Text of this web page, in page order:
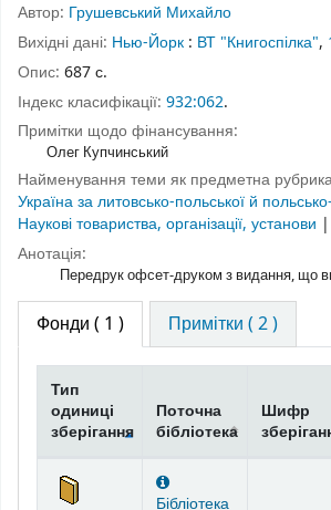
Автор: Грушевський Михайло
Вихідні дані: Нью-Йорк : ВТ "Книгоспілка",
Опис: 687 с.
Індекс класифікації: 932:062.
Примітки щодо фінансування:
Олег Купчинський
Найменування теми як предметна
Україна за литовсько-польської й
Наукові товариства, організації, установи |
Анотація:
Передрук офсет-друком з видання, що
Фонди ( 1 ) Примітки ( 2 )
Фонди
Тип
одиниці
зберігання
Поточна
бібліотека
Шифр
Бібліотека